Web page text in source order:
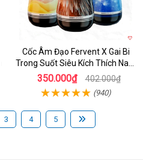
Cốc Âm Đạo Fervent X Gai Bi
Trong Suốt Siêu Kích Thích Nam
Giới
350.000₫ 402.000₫
(940)
3 4 5